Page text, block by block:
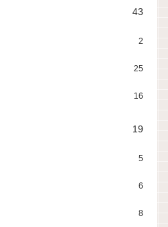
43
2
25
16
19
5
6
8